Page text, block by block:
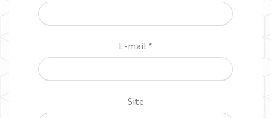
E-mail *
Site